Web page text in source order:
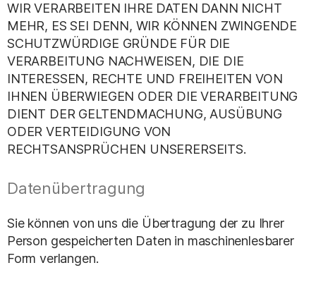
WIR VERARBEITEN IHRE DATEN DANN NICHT
MEHR, ES SEI DENN, WIR KÖNNEN ZWINGENDE
SCHUTZWÜRDIGE GRÜNDE FÜR DIE
VERARBEITUNG NACHWEISEN, DIE DIE
INTERESSEN, RECHTE UND FREIHEITEN VON
IHNEN ÜBERWIEGEN ODER DIE VERARBEITUNG
DIENT DER GELTENDMACHUNG, AUSÜBUNG
ODER VERTEIDIGUNG VON
RECHTSANSPRÜCHEN UNSERERSEITS.
Datenübertragung
Sie können von uns die Übertragung der zu Ihrer
Person gespeicherten Daten in maschinenlesbarer
Form verlangen.